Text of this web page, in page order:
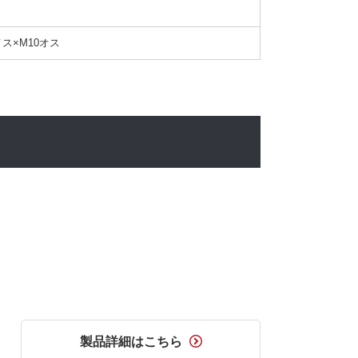
×M10オス
製品詳細はこちら